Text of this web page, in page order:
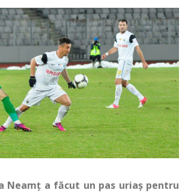
Neamț a făcut un pas uriaș pentru